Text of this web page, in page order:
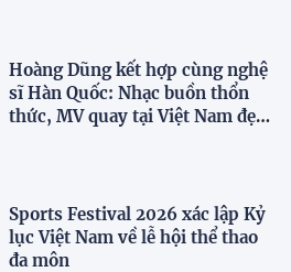
Hoàng Dũng kết hợp cùng nghệ
sĩ Hàn Quốc: Nhạc buồn thổn
thức, MV quay tại Việt Nam đẹp
Sports Festival 2026 xác lập Kỷ
lục Việt Nam về lễ hội thể thao
đa môn